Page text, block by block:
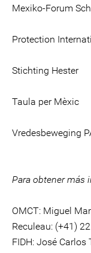
Mexiko-Forum
Protection
Stichting Hester
Taula per Mèxic
Vredesbeweging
Para obtener más
OMCT: Miguel
Reculeau: (+41)
FIDH: José